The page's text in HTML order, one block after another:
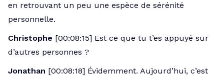
en retrouvant un peu une espèce de sérénité
personnelle.
Christophe [00:08:15] Est ce que tu t’es appuyé sur
d’autres personnes ?
Jonathan [00:08:18] Évidemment. Aujourd’hui, c’est